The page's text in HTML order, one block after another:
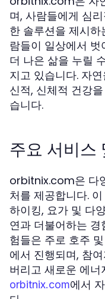
며, 사람들에게 심
한 솔루션을 제시
람들이 일상에서
더 나은 삶을 누릴
지고 있습니다. 자
신적, 신체적 건강
습니다.
주요 서비스
orbitnix.com은 다
처를 제공합니다.
하이킹, 요가 및 다
연과 더불어하는 경
험들은 주로 호주
에서 진행되며, 참
버리고 새로운 에
orbitnix.com에서